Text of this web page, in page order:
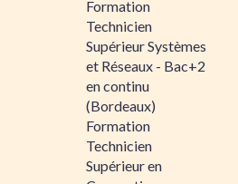
Formation
Technicien
Supérieur Systèmes
et Réseaux - Bac+2
en continu
(Bordeaux)
Formation
Technicien
Supérieur en